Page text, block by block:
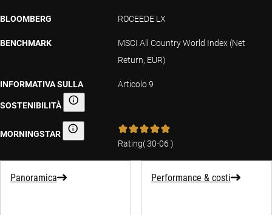
BLOOMBERG ROCEEDE LX
BENCHMARK
MSCI All Country World Index (Net
Return, EUR)
INFORMATIVA SULLA
SOSTENIBILITÀ Informativa sulla sostenibilità
Articolo 9
MORNINGSTAR Morningstar
Rating(30-06 )
Panoramica Performance & costi